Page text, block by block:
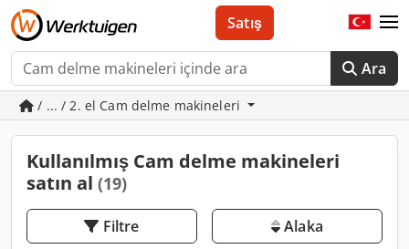
Ara
Satış
/ ... / 2. el Cam delme makineleri
Kullanılmış Cam delme makineleri
satın al (19)
Filtre Alaka